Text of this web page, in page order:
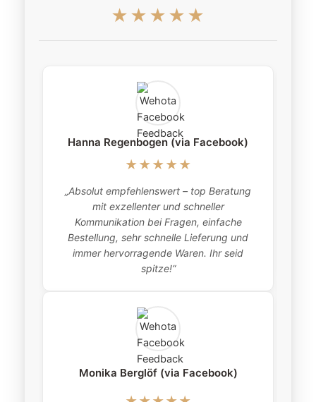
★★★★★
Hanna Regenbogen (via Facebook)
★★★★★
„Absolut empfehlenswert – top Beratung
mit exzellenter und schneller
Kommunikation bei Fragen, einfache
Bestellung, sehr schnelle Lieferung und
immer hervorragende Waren. Ihr seid
spitze!“
Monika Berglöf (via Facebook)